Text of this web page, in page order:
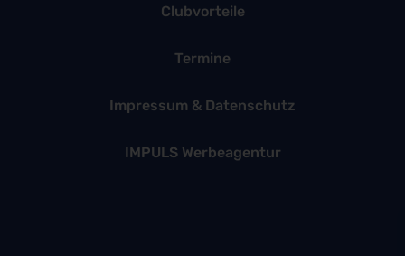
Clubvorteile
Termine
Impressum & Datenschutz
IMPULS Werbeagentur